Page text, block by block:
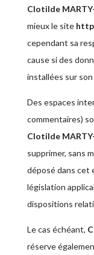
Clotilde
mieux le site
cependant sa
cause si des
installées sur
Des espaces
commentaires)
Clotilde
supprimer, sans
déposé dans cet
législation
dispositions
Le cas échéant,
réserve